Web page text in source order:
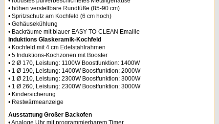
• höhen verstellbare Rundfüße (85-90 cm)
• Spritzschutz am Kochfeld (6 cm hoch)
• Gehäusekühlung
• Backräume mit blauer EASY-TO-CLEAN Emaille
Induktions Glaskeramik-Kochfeld
• Kochfeld mit 4 cm Edelstahlrahmen
• 5 Induktions-Kochzonen mit Booster
• 2 Ø 170, Leistung: 1100W Boostfunktion: 1400W
• 1 Ø 190, Leistung: 1400W Boostfunktion: 2000W
• 1 Ø 210, Leistung: 2300W Boostfunktion: 3000W
• 1 Ø 260, Leistung: 2300W Boostfunktion: 3000W
• Kindersicherung
• Restwärmeanzeige
Ausstattung Großer Backofen
• Analoge Uhr mit programmierbarem Timer